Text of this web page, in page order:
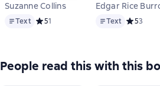
Suzanne Collins
TextText Средний рейтинг 5 на основе 1
51
Edgar Rice
TextText Средний
53
People read this with this